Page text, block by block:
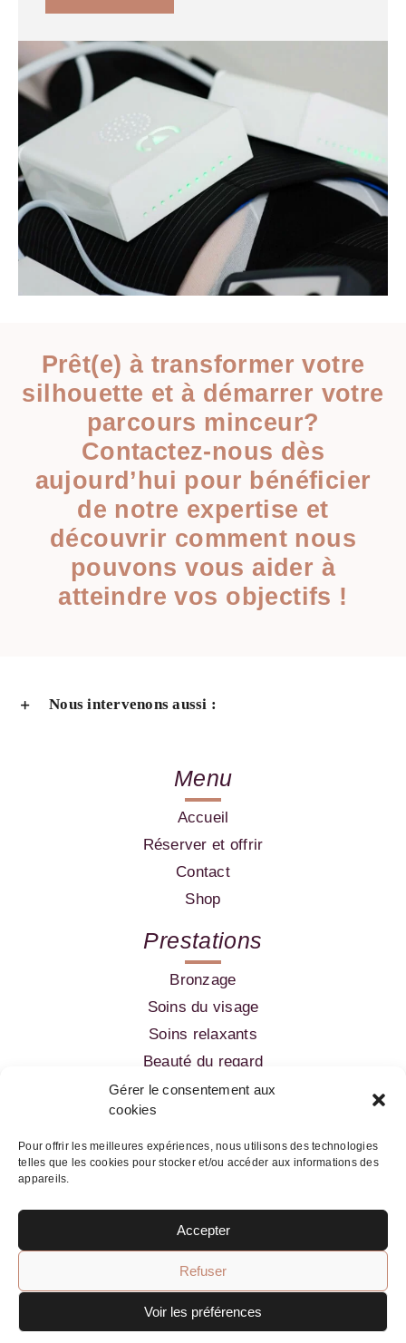
Gérer le consentement aux
cookies
Pour offrir les meilleures expériences, nous utilisons des technologies
telles que les cookies pour stocker et/ou accéder aux informations des
appareils.
Accepter
Refuser
Voir les préférences
Prêt(e) à transformer votre
silhouette et à démarrer votre
parcours minceur?
Contactez-nous dès
aujourd’hui pour bénéficier
de notre expertise et
découvrir comment nous
pouvons vous aider à
atteindre vos objectifs !
Nous intervenons aussi :
Menu
Accueil
Réserver et offrir
Contact
Shop
Prestations
Bronzage
Soins du visage
Soins relaxants
Beauté du regard
Amincissement
Skin innovation
Mentions légales
Politique de confidentialité